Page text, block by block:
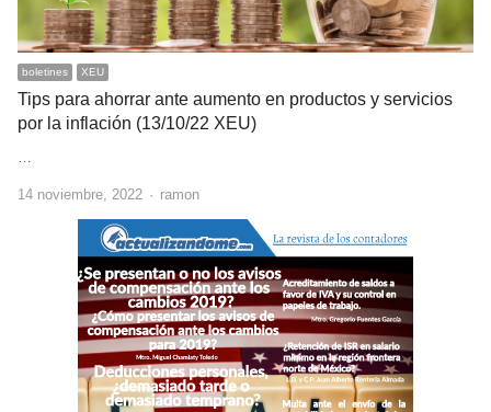
boletines XEU
Tips para ahorrar ante aumento en productos y servicios
por la inflación (13/10/22 XEU)
14 noviembre, 2022 Author
ramon